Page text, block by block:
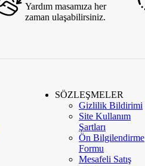
Yardım masamıza her
zaman ulaşabilirsiniz.
SÖZLEŞMELER
Gizlilik Bildirimi
Site Kullanım
Şartları
Ön Bilgilendirme
Formu
Mesafeli Satış